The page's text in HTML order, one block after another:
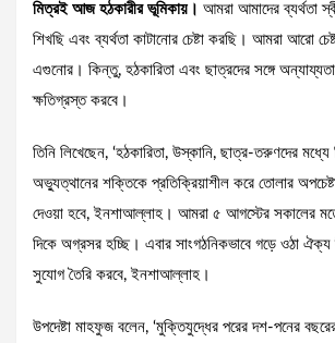
মিত্রই আজ হঠকারীর ভূমিকায়। আমরা আমাদের ব্যর্থতা
শিখছি এবং ব্যর্থতা কাটানোর চেষ্টা করছি। আমরা আরো
এগুনোর। কিন্তু, হঠকারিতা এবং ছাত্রদের সঙ্গে
ক্ষতিগ্রস্ত করবে।
তিনি লিখেছেন, ‘হঠকারিতা, উস্কানি, ছাত্র-তরুণদের মধ্যে
অভ্যুত্থানের শক্তিকে প্রতিক্রিয়াশীল করে তোলার
দেওয়া হবে, ইনশাআল্লাহ। আমরা ৫ আগস্টের সকালের
দিকে অগ্রসর হচ্ছি। এবার সাংগঠনিকভাবে গড়ে ওঠা ঐক্য
সুযোগ তৈরি করবে, ইনশাআল্লাহ।
উপদেষ্টা মাহফুজ বলেন, ‘মুক্তিযুদ্ধের পরের দশ-পনের